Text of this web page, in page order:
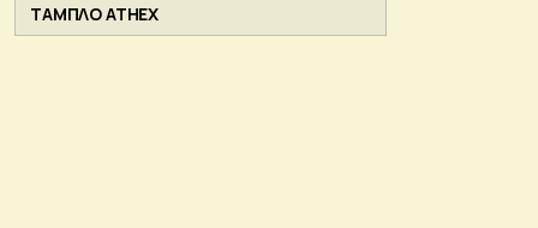
ΤΑΜΠΛΟ ATHEX